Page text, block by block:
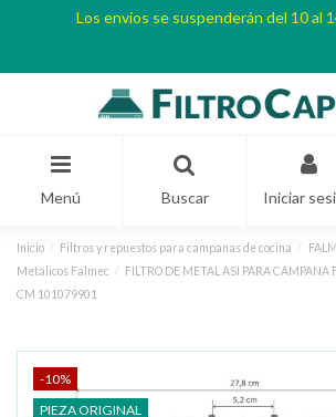
Los envíos se suspenderán del 10 al
Menú Buscar Iniciar
Inicio Filtros y repuestos para campanas de cocina
Metálicos Falmec
FILTRO DE METAL ASI PARA CAMPANA
CM 101079901
-10%
PIEZA ORIGINAL